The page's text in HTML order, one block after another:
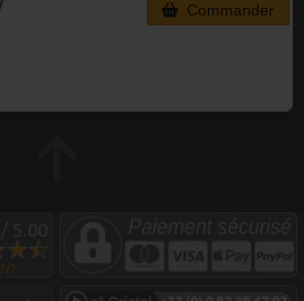
Commander